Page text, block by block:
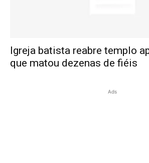
Igreja batista reabre templo
que matou dezenas de fiéis
Ads